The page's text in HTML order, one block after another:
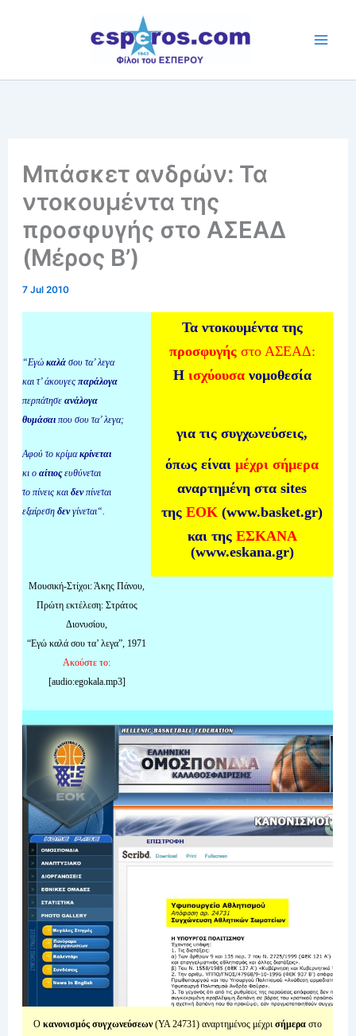
Μπάσκετ ανδρών: Τα
ντοκουμέντα της
προσφυγής στο ΑΣΕΑΔ
(Μέρος Β’)
7 Jul 2010
“Εγώκαλά σου τα’ λεγα
και τ’ άκουγεςπαράλογα
περπάτησε ανάλογα
θυμάσαιπου σου τα’ λεγα;
Αφού το κρίμακρίνεται
κι οαίτιοςευθύνεται
το πίνεις καιδενπίνεται
εξαίρεσηδενγίνεται“.
Τα ντοκουμέντα της
προσφυγήςστο ΑΣΕΑΔ:
Η ισχύουσανομοθεσία
για τις συγχωνεύσεις,
όπως είναιμέχρι σήμερα
αναρτημένη στα sites
τηςΕΟΚ(www.basket.gr)
και της ΕΣΚΑΝΑ
(www.eskana.gr)
Μουσική-Στίχοι: Άκης Πάνου,
Πρώτη εκτέλεση: Στράτος
Διονυσίου,
“Εγώ καλά σου τα’ λεγα”, 1971
Ακούστε το:
[audio:egokala.mp3]
Οκανονισμός συγχωνεύσεων(ΥΑ 24731) αναρτημένος μέχρι σήμερα στο